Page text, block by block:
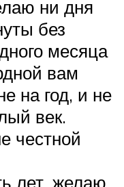
ни дня
без
месяца
вам
на год, и не
век.
честной
лет, желаю